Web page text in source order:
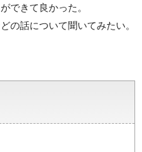
できて良かった。
の話について聞いてみたい。